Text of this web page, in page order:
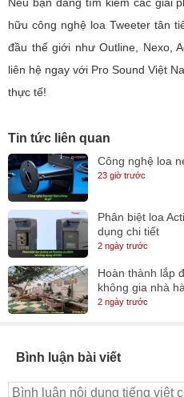
hữu công nghệ loa Tweeter tân
đầu thế giới như Outline, Nexo,
liên hệ ngay với Pro Sound Việt
thực tế!
Tin tức liên quan
Công nghệ loa
23 giờ trước
Phân biệt loa
dụng chi tiết
2 ngày trước
Hoàn thành lắp
không gia nhà
2 ngày trước
Bình luận bài viết